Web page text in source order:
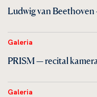
Ludwig van
Galeria
PRISM — recital
Galeria